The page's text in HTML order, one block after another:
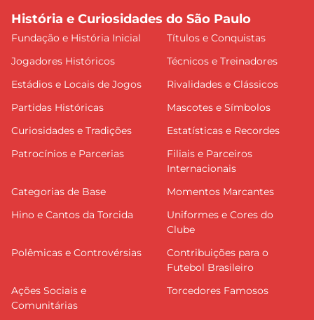
História e Curiosidades do São Paulo
Fundação e História Inicial
Títulos e Conquistas
Jogadores Históricos
Técnicos e Treinadores
Estádios e Locais de Jogos
Rivalidades e Clássicos
Partidas Históricas
Mascotes e Símbolos
Curiosidades e Tradições
Estatísticas e Recordes
Patrocínios e Parcerias
Filiais e Parceiros
Internacionais
Categorias de Base
Momentos Marcantes
Hino e Cantos da Torcida
Uniformes e Cores do
Clube
Polêmicas e Controvérsias
Contribuições para o
Futebol Brasileiro
Ações Sociais e
Comunitárias
Torcedores Famosos